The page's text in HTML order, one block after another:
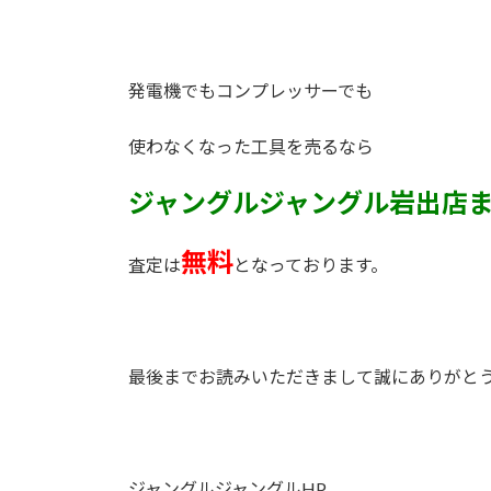
発電機でもコンプレッサーでも
使わなくなった工具を売るなら
ジャングルジャングル岩出店
査定は無料となっております。
最後までお読みいただきまして誠にありがと